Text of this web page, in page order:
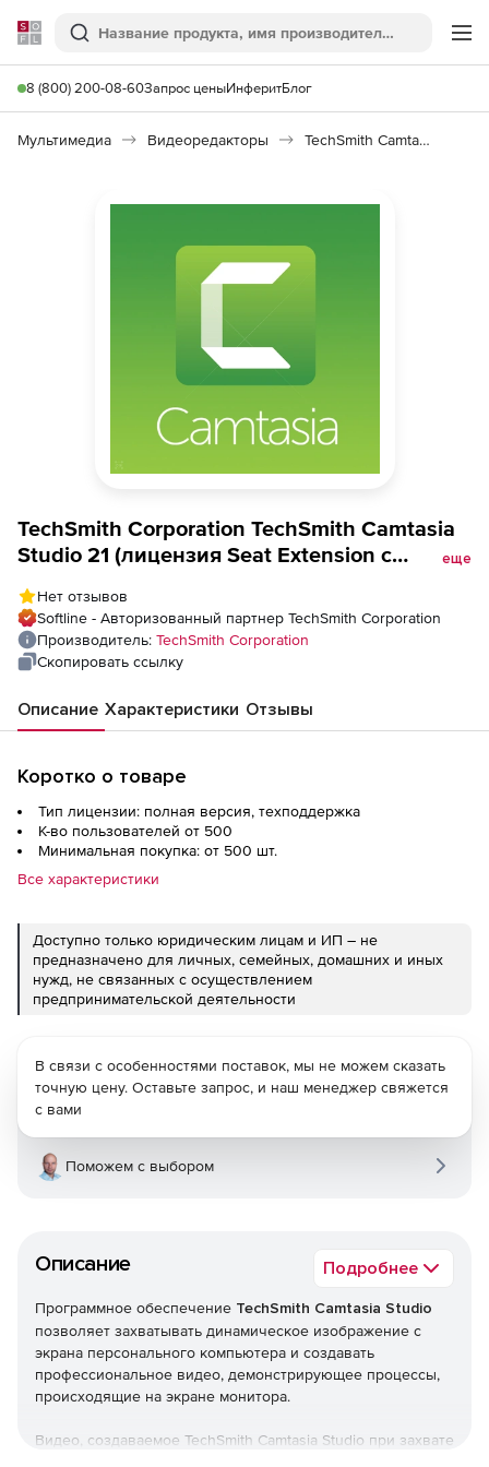
Softline
Поиск
8 (800) 200-08-60Запрос ценыИнферитБлог
Мультимедиа Видеоредакторы TechSmith Camtasia Studio
TechSmith Corporation TechSmith Camtasia
Studio 21 (лицензия Seat Extension с
некоммерческих учреждений), Количество
пользователей
еще
Нет отзывов
Softline - Авторизованный партнер TechSmith Corporation
Производитель: TechSmith Corporation
Скопировать ссылку
Описание Характеристики Отзывы
Коротко о товаре
Тип лицензии: полная версия, техподдержка
К-во пользователей от 500
Минимальная покупка: от 500 шт.
Все характеристики
Доступно только юридическим лицам и ИП – не
предназначено для личных, семейных, домашних и иных
нужд, не связанных с осуществлением
предпринимательской деятельности
Описание Подробнее
Программное обеспечение TechSmith Camtasia Studio
позволяет захватывать динамическое изображение с
экрана персонального компьютера и создавать
профессиональное видео, демонстрирующее процессы,
происходящие на экране монитора.
Видео, создаваемое TechSmith Camtasia Studio при захвате
В связи с особенностями поставок, мы не можем сказать
точную цену. Оставьте запрос, и наш менеджер свяжется
с вами
Поможем с выбором